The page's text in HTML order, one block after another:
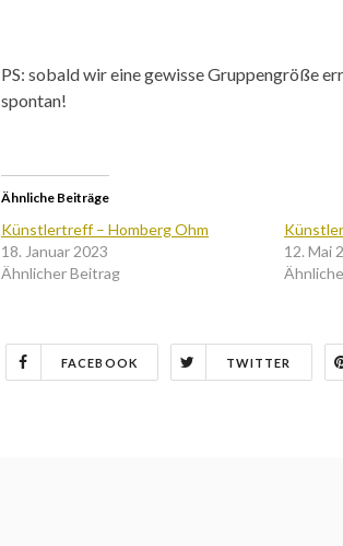
PS: sobald wir eine gewisse Gruppengröße
spontan!
Ähnliche Beiträge
Künstlertreff – Homberg Ohm
18. Januar 2023
Ähnlicher Beitrag
12. Mai
FACEBOOK TWITTER